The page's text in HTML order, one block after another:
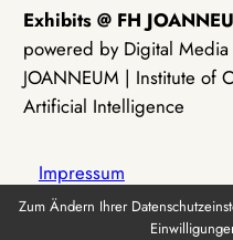
Exhibits @ FH
powered by Digital Media
JOANNEUM | Institute of
Artificial Intelligence
Impressum
Zum Ändern Ihrer